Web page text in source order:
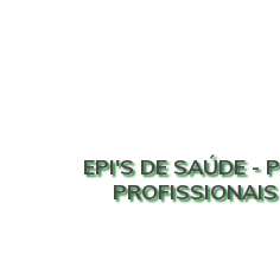
EPI'S DE SAÚDE -